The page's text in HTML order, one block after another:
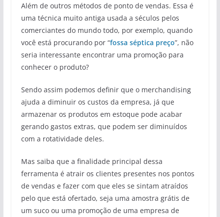
Além de outros métodos de ponto de vendas. Essa é
uma técnica muito antiga usada a séculos pelos
comerciantes do mundo todo, por exemplo, quando
você está procurando por “fossa séptica preço”, não
seria interessante encontrar uma promoção para
conhecer o produto?
Sendo assim podemos definir que o merchandising
ajuda a diminuir os custos da empresa, já que
armazenar os produtos em estoque pode acabar
gerando gastos extras, que podem ser diminuídos
com a rotatividade deles.
Mas saiba que a finalidade principal dessa
ferramenta é atrair os clientes presentes nos pontos
de vendas e fazer com que eles se sintam atraídos
pelo que está ofertado, seja uma amostra grátis de
um suco ou uma promoção de uma empresa de